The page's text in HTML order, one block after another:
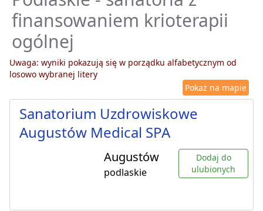
finansowaniem krioterapii
ogólnej
Uwaga: wyniki pokazują się w porządku alfabetycznym od
losowo wybranej litery
Pokaż na mapie
Sanatorium Uzdrowiskowe
Augustów Medical SPA
Augustów
podlaskie
Dodaj do
ulubionych